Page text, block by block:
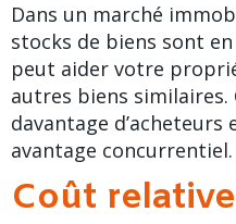
Dans un marché
stocks de biens sont
peut aider votre
autres biens
davantage
avantage concurrentiel.
Coût